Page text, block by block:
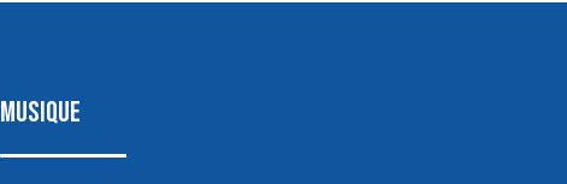
MUSIQUE